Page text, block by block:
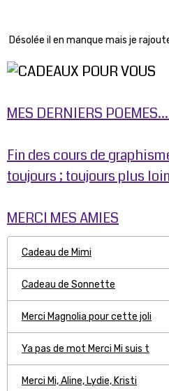
Désolée il en manque mais je
MES DERNIERS
Fin des cours de
toujours ; toujours plus
MERCI MES AMIES
Cadeau de Mimi
Cadeau de Sonnette
Merci Magnolia pour cette joli
Ya pas de mot Merci Mi suis t
Merci Mi, Aline, Lydie, Kristi